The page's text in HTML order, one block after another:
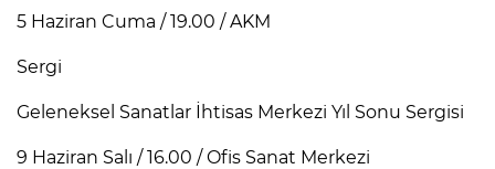
5 Haziran Cuma / 19.00 / AKM
Sergi
Geleneksel Sanatlar İhtisas Merkezi Yıl Sonu Sergisi
9 Haziran Salı / 16.00 / Ofis Sanat Merkezi